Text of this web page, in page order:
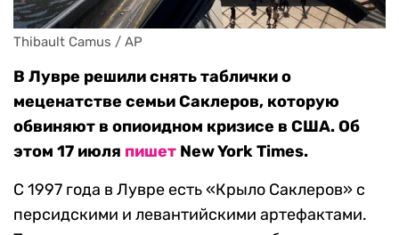
Thibault Camus / AP
В Лувре решили снять таблички о
меценатстве семьи Саклеров, которую
обвиняют в опиоидном кризисе в США. Об
этом 17 июля пишет New York Times.
С 1997 года в Лувре есть «Крыло Саклеров» с
персидскими и левантийскими артефактами.